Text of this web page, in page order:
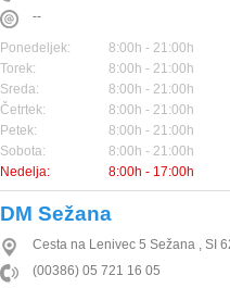
--
Ponedeljek:
8:00h - 21:00h
Torek:
8:00h - 21:00h
Sreda:
8:00h - 21:00h
Četrtek:
8:00h - 21:00h
Petek:
8:00h - 21:00h
Sobota:
8:00h - 21:00h
Nedelja:
8:00h - 17:00h
DM Sežana
Cesta na Lenivec 5 Sežana , SI
(00386) 05 721 16 05